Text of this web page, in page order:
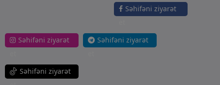
Səhifəni ziyarət
Səhifəni ziyarət
Səhifəni ziyarət
Səhifəni ziyarət